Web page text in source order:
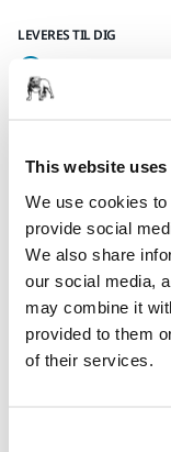
This website
We use cookies
provide social
We also share
our social media,
may combine it
provided to them
of their services.
LEVERES TIL DIG
Sikker
Sporing af
Smidig polerklud